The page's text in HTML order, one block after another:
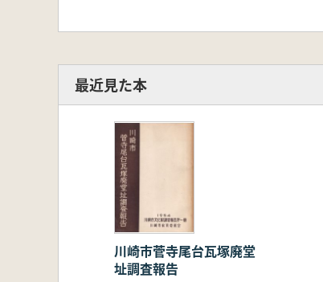
最近見た本
川崎市菅寺尾台瓦塚廃堂
址調査報告